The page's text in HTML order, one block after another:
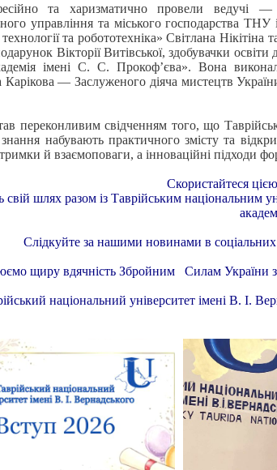
та харизматично провели ведучі —
управління та міського господарства
технології та робототехніка» Світлана
Вікторії Витівської, здобувачки
імені С. С. Прокоф’єва». Вона
— Заслуженого діяча мистецтв
переконливим свідченням того, що
набувають практичного змісту та
й взаємоповаги, а інноваційні підходи
Скористайтеся
свій шлях разом із Таврійським національним
Слідкуйте за нашими новинами в соціальних
щиру вдячність Збройним Силам України
національний університет імені В. І.